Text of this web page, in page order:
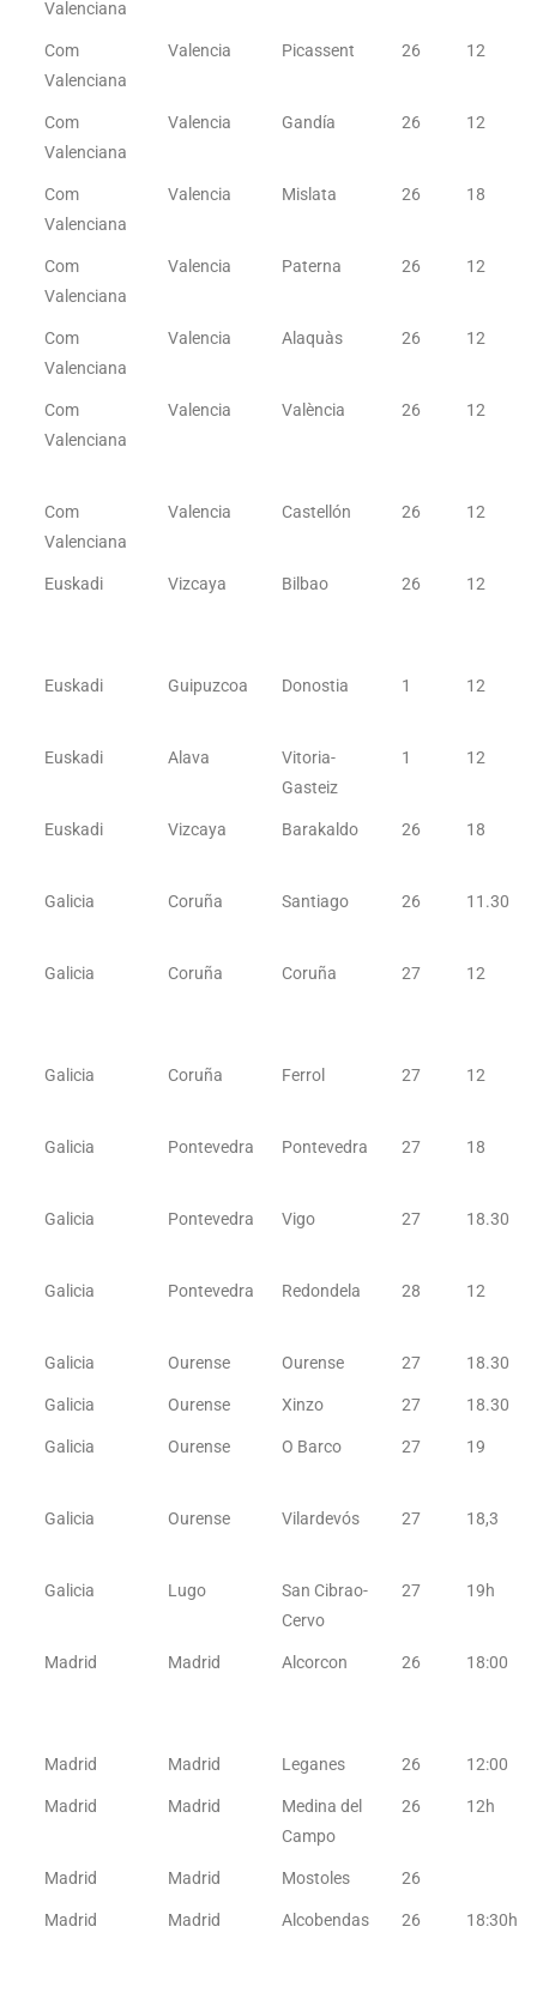
Valenciana
Com
Valenciana
Valencia Picassent 26 12
Com
Valenciana
Valencia Gandía 26 12
Com
Valenciana
Valencia Mislata 26 18
Com
Valenciana
Valencia Paterna 26 12
Com
Valenciana
Valencia Alaquàs 26 12
Com
Valenciana
Valencia València 26 12
Com
Valenciana
Valencia Castellón 26 12
Euskadi Vizcaya Bilbao 26 12
Euskadi Guipuzcoa Donostia 1 12
Euskadi Alava
Vitoria-
Gasteiz
1 12
Euskadi Vizcaya Barakaldo 26 18
Galicia Coruña Santiago 26 11.30
Galicia Coruña Coruña 27 12
Galicia Coruña Ferrol 27 12
Galicia Pontevedra Pontevedra 27 18
Galicia Pontevedra Vigo 27 18.30
Galicia Pontevedra Redondela 28 12
Galicia Ourense Ourense 27 18.30
Galicia Ourense Xinzo 27 18.30
Galicia Ourense O Barco 27 19
Galicia Ourense Vilardevós 27 18,3
Galicia Lugo
San Cibrao-
Cervo
27 19h
Madrid Madrid Alcorcon 26 18:00
Madrid Madrid Leganes 26 12:00
Madrid Madrid
Medina del
Campo
26 12h
Madrid Madrid Mostoles 26
Madrid Madrid Alcobendas 26 18:30h